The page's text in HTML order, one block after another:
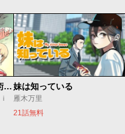
追放されたチート付与魔術師は気ままなセカンドライフを謳歌する。 ～俺は武器だけじゃなく、あらゆるものに『強化ポイント』を付与できるし、俺の意思でいつでも効果を解除できるけど、残った人たち大丈夫？～妹は知っている
雁木万里
21話無料